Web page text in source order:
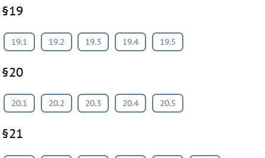
§19
19.1 19.2 19.3 19.4 19.5
§20
20.1 20.2 20.3 20.4 20.5
§21